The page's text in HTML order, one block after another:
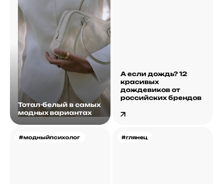
Тотал-белый в самых
модных вариантах
А если дождь? 12
красивых
дождевиков от
российских брендов
#модныйпсихолог #глянец